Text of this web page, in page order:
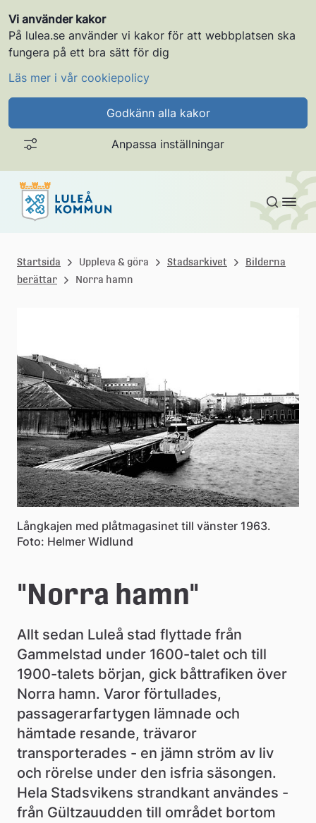
Vi använder kakor
På lulea.se använder vi kakor för att webbplatsen ska
fungera på ett bra sätt för dig
Läs mer i vår cookiepolicy
Godkänn alla kakor
Anpassa inställningar
Gå till innehållet
u
l
å
k
o
m
m
u
n
Startsida Uppleva & göra Stadsarkivet
Bilderna
berättar
Norra hamn
Långkajen med plåtmagasinet till vänster 1963.
Foto: Helmer Widlund
"Norra hamn"
Allt sedan Luleå stad flyttade från
Gammelstad under 1600-talet och till
1900-talets början, gick båttrafiken över
Norra hamn. Varor förtullades,
passagerarfartygen lämnade och
hämtade resande, trävaror
transporterades - en jämn ström av liv
och rörelse under den isfria säsongen.
Hela Stadsvikens strandkant användes -
från Gültzauudden till området bortom